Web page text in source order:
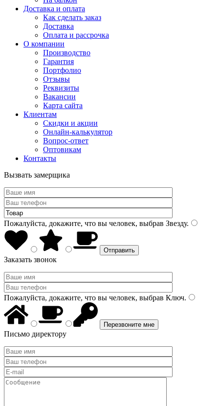
Доставка и оплата
Как сделать заказ
Доставка
Оплата и рассрочка
О компании
Производство
Гарантия
Портфолио
Отзывы
Реквизиты
Вакансии
Карта сайта
Клиентам
Скидки и акции
Онлайн-калькулятор
Вопрос-ответ
Оптовикам
Контакты
Вызвать замерщика
Пожалуйста, докажите, что вы человек, выбрав Звезду.
Заказать звонок
Пожалуйста, докажите, что вы человек, выбрав Ключ.
Письмо директору